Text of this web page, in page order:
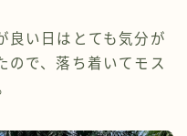
良い日はとても気分が
ので、落ち着いてモス